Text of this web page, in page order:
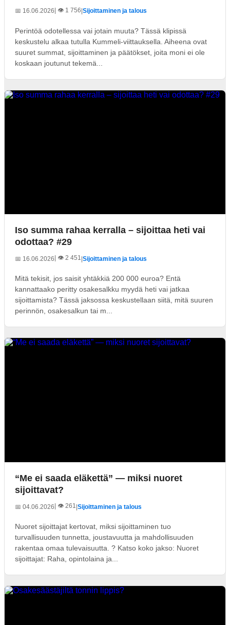
📅 16.06.2026| 👁️ 1 756 Sijoittaminen ja talous
Perintöä odotellessa vai jotain muuta? Tässä klipissä
keskustelu alkaa tutulla Kummeli-viittauksella. Aiheena ovat
suuret summat, sijoittaminen ja päätökset, joita moni ei ole
koskaan joutunut tekemä...
Iso summa rahaa kerralla – sijoittaa heti vai
odottaa? #29
📅 16.06.2026 | 👁️ 2 451|Sijoittaminen ja talous
Mitä tekisit, jos saisit yhtäkkiä 200 000 euroa? Entä
kannattaako peritty osakesalkku myydä heti vai jatkaa
sijoittamista? Tässä jaksossa keskustellaan siitä, mitä suuren
perinnön, osakesalkun tai m...
“Me ei saada eläkettä” — miksi nuoret
sijoittavat?
📅 04.06.2026 | 👁️ 261|Sijoittaminen ja talous
Nuoret sijoittajat kertovat, miksi sijoittaminen tuo
turvallisuuden tunnetta, joustavuutta ja mahdollisuuden
rakentaa omaa tulevaisuutta. ? Katso koko jakso: Nuoret
sijoittajat: Raha, opintolaina ja...